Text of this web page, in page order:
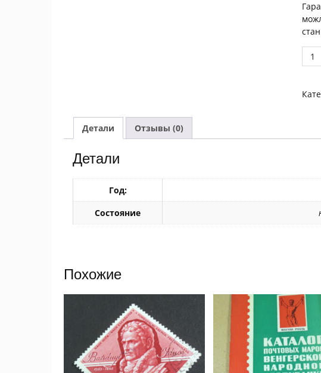
1981
Детали Отзывы (0)
Детали
Год:
Состояние
Похожие